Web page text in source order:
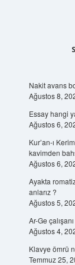
Nakit avans
Ağustos 8,
Essay hangi
Ağustos 6,
Kur’an-ı
kavimden
Ağustos 6,
Ayakta
anlarız ?
Ağustos 5,
Ar-Ge
Ağustos 4,
Klavye ömrü
Temmuz 25,